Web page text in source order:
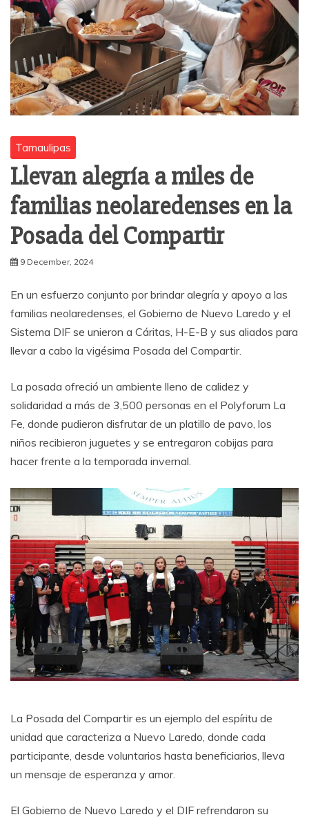
Tamaulipas
Llevan alegría a miles de
familias neolaredenses en la
Posada del Compartir
9 December, 2024
En un esfuerzo conjunto por brindar alegría y apoyo a las
familias neolaredenses, el Gobierno de Nuevo Laredo y el
Sistema DIF se unieron a Cáritas, H-E-B y sus aliados para
llevar a cabo la vigésima Posada del Compartir.
La posada ofreció un ambiente lleno de calidez y
solidaridad a más de 3,500 personas en el Polyforum La
Fe, donde pudieron disfrutar de un platillo de pavo, los
niños recibieron juguetes y se entregaron cobijas para
hacer frente a la temporada invernal.
La Posada del Compartir es un ejemplo del espíritu de
unidad que caracteriza a Nuevo Laredo, donde cada
participante, desde voluntarios hasta beneficiarios, lleva
un mensaje de esperanza y amor.
El Gobierno de Nuevo Laredo y el DIF refrendaron su